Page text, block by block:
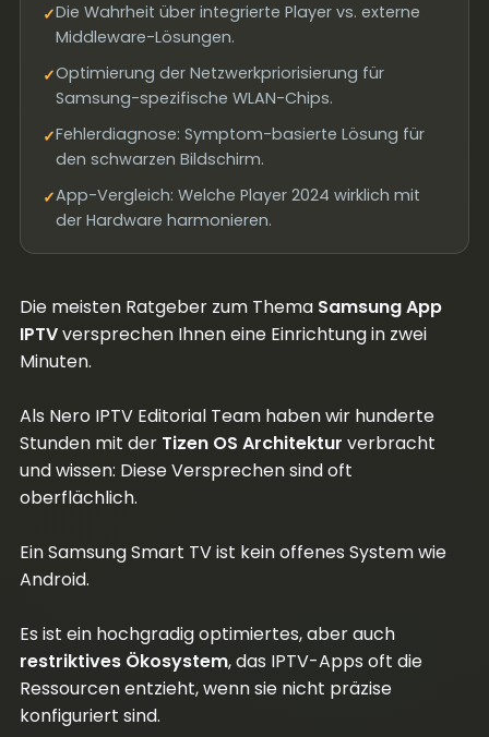
✓Die Wahrheit über integrierte Player vs. externe
Middleware-Lösungen.
✓Optimierung der Netzwerkpriorisierung für
Samsung-spezifische WLAN-Chips.
✓Fehlerdiagnose: Symptom-basierte Lösung für
den schwarzen Bildschirm.
✓App-Vergleich: Welche Player 2024 wirklich mit
der Hardware harmonieren.
Die meisten Ratgeber zum Thema Samsung App
IPTVversprechen Ihnen eine Einrichtung in zwei
Minuten.
Als Nero IPTV Editorial Team haben wir hunderte
Stunden mit der Tizen OS Architektur verbracht
und wissen: Diese Versprechen sind oft
oberflächlich.
Ein Samsung Smart TV ist kein offenes System wie
Android.
Es ist ein hochgradig optimiertes, aber auch
restriktives Ökosystem, das IPTV-Apps oft die
Ressourcen entzieht, wenn sie nicht präzise
konfiguriert sind.